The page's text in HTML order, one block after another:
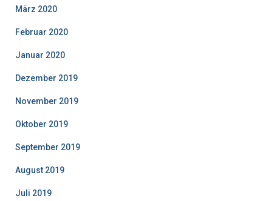
März 2020
Februar 2020
Januar 2020
Dezember 2019
November 2019
Oktober 2019
September 2019
August 2019
Juli 2019